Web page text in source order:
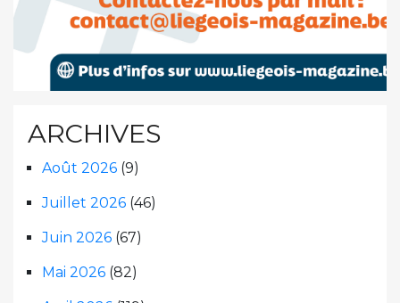
ARCHIVES
Août 2026 (9)
Juillet 2026 (46)
Juin 2026 (67)
Mai 2026 (82)